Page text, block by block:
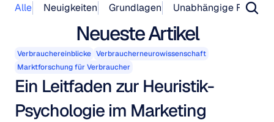
Alle Neuigkeiten Grundlagen Unabhängige
Neueste Artikel
Verbrauchereinblicke Verbraucherneurowissenschaft
Marktforschung für Verbraucher
Ein Leitfaden zur Heuristik-
Psychologie im Marketing